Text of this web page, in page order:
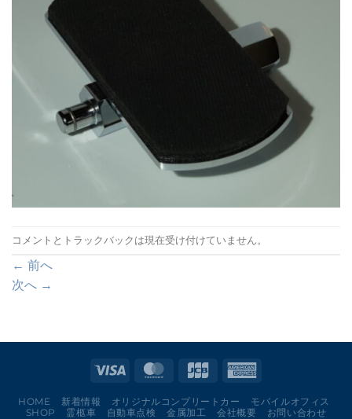
コメントとトラックバックは現在受け付けていません。
← 前へ
次へ →
HOME 新着情報 オリジナルコンプリートカー
モバイルオフィス
SHOP
霊柩車 自動車点検 金属加工 会社概要
お問い合わせ